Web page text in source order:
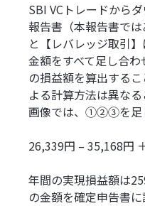
SBI VCトレードから
報告書（本報告書では
と【レバレッジ取引
金額をすべて足し合
の損益額を算出する
よる計算方法は異な
画像では、①②③を足
26,339円 – 35,168円
年間の実現損益額は
の金額を確定申告書に